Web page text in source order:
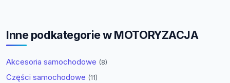
Inne podkategorie w MOTORYZACJA
Akcesoria samochodowe (8)
Części samochodowe (11)